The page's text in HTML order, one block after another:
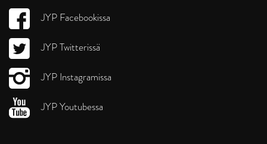
JYP Facebookissa
JYP Twitterissä
JYP Instagramissa
JYP Youtubessa